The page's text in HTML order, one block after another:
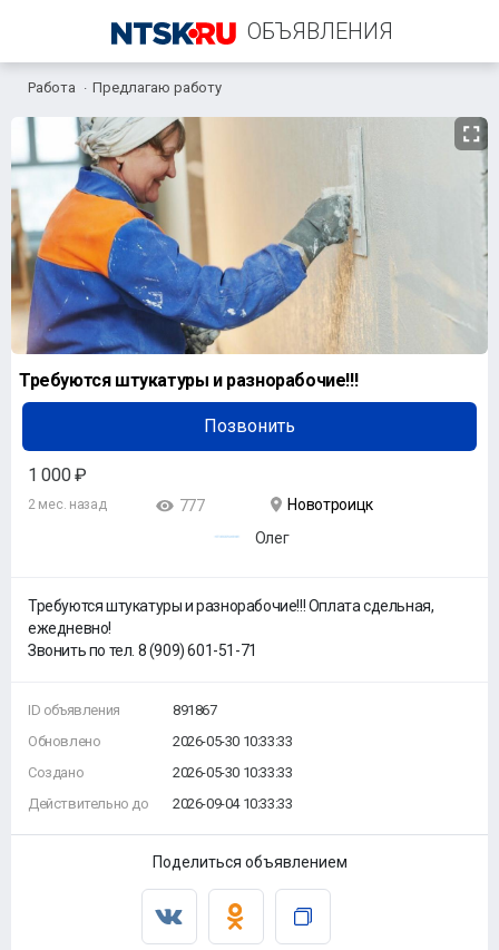
ОБЪЯВЛЕНИЯ
+7 (905) 815-35-35
Работа Предлагаю работу
Требуются штукатуры и разнорабочие!!!
Позвонить
1 000 ₽
2 мес. назад 777
Новотроицк
Олег
Требуются штукатуры и разнорабочие!!! Оплата сдельная,
ежедневно!
Звонить по тел. 8 (909) 601-51-71
ID объявления
Обновлено
Создано
Действительно до
891867
2026-05-30 10:33:33
2026-05-30 10:33:33
2026-09-04 10:33:33
Поделиться объявлением